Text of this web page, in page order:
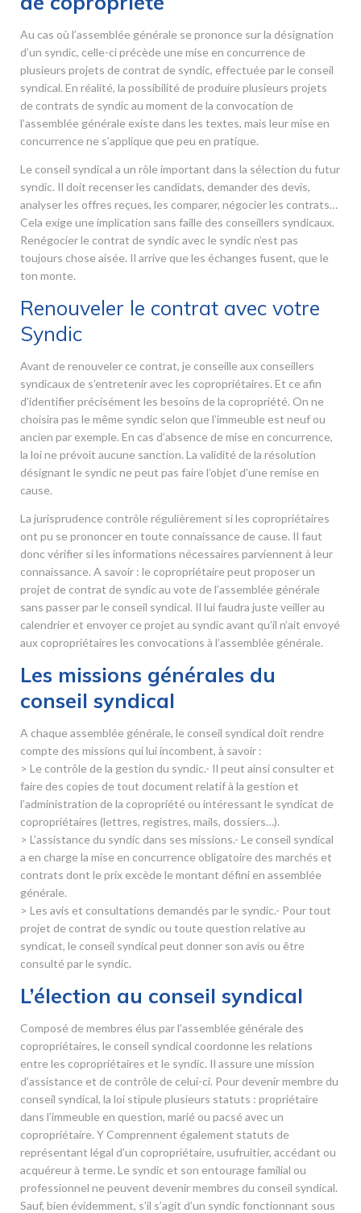
Au cas où l’assemblée générale se prononce sur la désignation
d’un syndic, celle-ci précède une mise en concurrence de
plusieurs projets de contrat de syndic, effectuée par le conseil
syndical. En réalité, la possibilité de produire plusieurs projets
de contrats de syndic au moment de la convocation de
l’assemblée générale existe dans les textes, mais leur mise en
concurrence ne s’applique que peu en pratique.
Le conseil syndical a un rôle important dans la sélection du futur
syndic. Il doit recenser les candidats, demander des devis,
analyser les offres reçues, les comparer, négocier les contrats…
Cela exige une implication sans faille des conseillers syndicaux.
Renégocier le contrat de syndic avec le syndic n’est pas
toujours chose aisée. Il arrive que les échanges fusent, que le
ton monte.
Renouveler le contrat avec votre
Syndic
Avant de renouveler ce contrat, je conseille aux conseillers
syndicaux de s’entretenir avec les copropriétaires. Et ce afin
d’identifier précisément les besoins de la copropriété. On ne
choisira pas le même syndic selon que l’immeuble est neuf ou
ancien par exemple. En cas d’absence de mise en concurrence,
la loi ne prévoit aucune sanction. La validité de la résolution
désignant le syndic ne peut pas faire l’objet d’une remise en
cause.
La jurisprudence contrôle régulièrement si les copropriétaires
ont pu se prononcer en toute connaissance de cause. Il faut
donc vérifier si les informations nécessaires parviennent à leur
connaissance. A savoir : le copropriétaire peut proposer un
projet de contrat de syndic au vote de l’assemblée générale
sans passer par le conseil syndical. Il lui faudra juste veiller au
calendrier et envoyer ce projet au syndic avant qu’il n’ait envoyé
aux copropriétaires les convocations à l’assemblée générale.
Les missions générales du
conseil syndical
A chaque assemblée générale, le conseil syndical doit rendre
compte des missions qui lui incombent, à savoir :
> Le contrôle de la gestion du syndic.- Il peut ainsi consulter et
faire des copies de tout document relatif à la gestion et
l’administration de la copropriété ou intéressant le syndicat de
copropriétaires (lettres, registres, mails, dossiers…).
> L’assistance du syndic dans ses missions.- Le conseil syndical
a en charge la mise en concurrence obligatoire des marchés et
contrats dont le prix excède le montant défini en assemblée
générale.
> Les avis et consultations demandés par le syndic.- Pour tout
projet de contrat de syndic ou toute question relative au
syndicat, le conseil syndical peut donner son avis ou être
consulté par le syndic.
L’élection au conseil syndical
Composé de membres élus par l’assemblée générale des
copropriétaires, le conseil syndical coordonne les relations
entre les copropriétaires et le syndic. Il assure une mission
d’assistance et de contrôle de celui-ci. Pour devenir membre du
conseil syndical, la loi stipule plusieurs statuts : propriétaire
dans l’immeuble en question, marié ou pacsé avec un
copropriétaire. Y Comprennent également statuts de
représentant légal d’un copropriétaire, usufruitier, accédant ou
acquéreur à terme. Le syndic et son entourage familial ou
professionnel ne peuvent devenir membres du conseil syndical.
Sauf, bien évidemment, s’il s’agit d’un syndic fonctionnant sous